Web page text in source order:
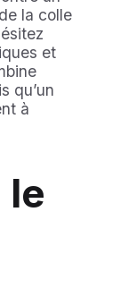
la colle
et
qu’un
à
le